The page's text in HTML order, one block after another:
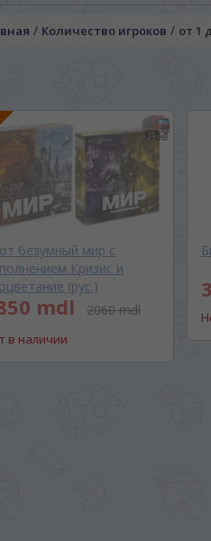
/ Количество игроков / от 1
безумный мир с
Кризис и
(рус.)
mdl 2060 mdl
в наличии